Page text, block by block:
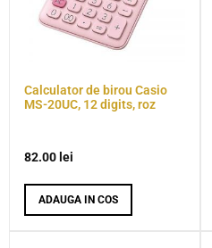
Calculator de birou Casio
MS-20UC, 12 digits, roz
82.00 lei
ADAUGA IN COS